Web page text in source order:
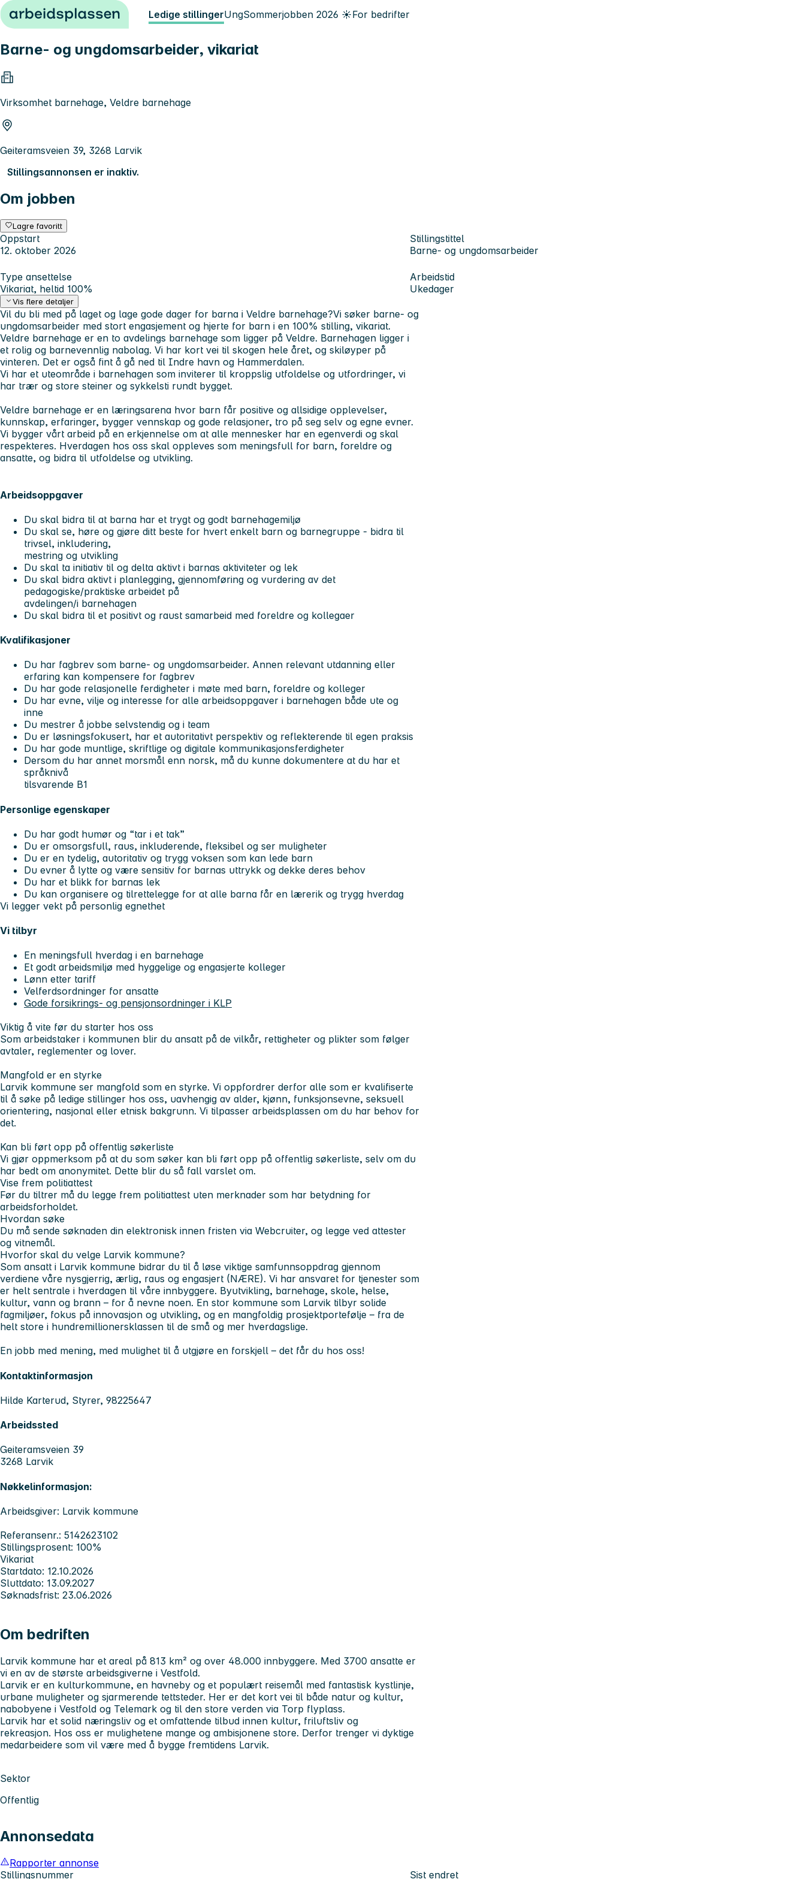
Hopp til innhold Ledige stillingerUngSommerjobben 2026 ☀️For bedrifter
Barne- og ungdomsarbeider, vikariat
Virksomhet barnehage, Veldre barnehage
Geiteramsveien 39, 3268 Larvik
Stillingsannonsen er inaktiv.
Om jobben
Lagre favoritt
Oppstart
12. oktober 2026
Stillingstittel
Barne- og ungdomsarbeider
Type ansettelse
Vikariat, heltid 100%
Arbeidstid
Ukedager
Vis flere detaljer
Vil du bli med på laget og lage gode dager for barna i Veldre barnehage?Vi søker barne- og
ungdomsarbeider med stort engasjement og hjerte for barn i en 100% stilling, vikariat.
Veldre barnehage er en to avdelings barnehage som ligger på Veldre. Barnehagen ligger i
et rolig og barnevennlig nabolag. Vi har kort vei til skogen hele året, og skiløyper på
vinteren. Det er også fint å gå ned til Indre havn og Hammerdalen.
Vi har et uteområde i barnehagen som inviterer til kroppslig utfoldelse og utfordringer, vi
har trær og store steiner og sykkelsti rundt bygget.
Veldre barnehage er en læringsarena hvor barn får positive og allsidige opplevelser,
kunnskap, erfaringer, bygger vennskap og gode relasjoner, tro på seg selv og egne evner.
Vi bygger vårt arbeid på en erkjennelse om at alle mennesker har en egenverdi og skal
respekteres. Hverdagen hos oss skal oppleves som meningsfull for barn, foreldre og
ansatte, og bidra til utfoldelse og utvikling.
Arbeidsoppgaver
Du skal bidra til at barna har et trygt og godt barnehagemiljø
Du skal se, høre og gjøre ditt beste for hvert enkelt barn og barnegruppe - bidra til
trivsel, inkludering,
mestring og utvikling
Du skal ta initiativ til og delta aktivt i barnas aktiviteter og lek
Du skal bidra aktivt i planlegging, gjennomføring og vurdering av det
pedagogiske/praktiske arbeidet på
avdelingen/i barnehagen
Du skal bidra til et positivt og raust samarbeid med foreldre og kollegaer
Kvalifikasjoner
Du har fagbrev som barne- og ungdomsarbeider. Annen relevant utdanning eller
erfaring kan kompensere for fagbrev
Du har gode relasjonelle ferdigheter i møte med barn, foreldre og kolleger
Du har evne, vilje og interesse for alle arbeidsoppgaver i barnehagen både ute og
inne
Du mestrer å jobbe selvstendig og i team
Du er løsningsfokusert, har et autoritativt perspektiv og reflekterende til egen praksis
Du har gode muntlige, skriftlige og digitale kommunikasjonsferdigheter
Dersom du har annet morsmål enn norsk, må du kunne dokumentere at du har et
språknivå
tilsvarende B1
Personlige egenskaper
Du har godt humør og “tar i et tak”
Du er omsorgsfull, raus, inkluderende, fleksibel og ser muligheter
Du er en tydelig, autoritativ og trygg voksen som kan lede barn
Du evner å lytte og være sensitiv for barnas uttrykk og dekke deres behov
Du har et blikk for barnas lek
Du kan organisere og tilrettelegge for at alle barna får en lærerik og trygg hverdag
Vi legger vekt på personlig egnethet
Vi tilbyr
En meningsfull hverdag i en barnehage
Et godt arbeidsmiljø med hyggelige og engasjerte kolleger
Lønn etter tariff
Velferdsordninger for ansatte
Gode forsikrings- og pensjonsordninger i KLP
Viktig å vite før du starter hos oss
Som arbeidstaker i kommunen blir du ansatt på de vilkår, rettigheter og plikter som følger
avtaler, reglementer og lover.
Mangfold er en styrke
Larvik kommune ser mangfold som en styrke. Vi oppfordrer derfor alle som er kvalifiserte
til å søke på ledige stillinger hos oss, uavhengig av alder, kjønn, funksjonsevne, seksuell
orientering, nasjonal eller etnisk bakgrunn. Vi tilpasser arbeidsplassen om du har behov for
det.
Kan bli ført opp på offentlig søkerliste
Vi gjør oppmerksom på at du som søker kan bli ført opp på offentlig søkerliste, selv om du
har bedt om anonymitet. Dette blir du så fall varslet om.
Vise frem politiattest
Før du tiltrer må du legge frem politiattest uten merknader som har betydning for
arbeidsforholdet.
Hvordan søke
Du må sende søknaden din elektronisk innen fristen via Webcruiter, og legge ved attester
og vitnemål.
Hvorfor skal du velge Larvik kommune?
Som ansatt i Larvik kommune bidrar du til å løse viktige samfunnsoppdrag gjennom
verdiene våre nysgjerrig, ærlig, raus og engasjert (NÆRE). Vi har ansvaret for tjenester som
er helt sentrale i hverdagen til våre innbyggere. Byutvikling, barnehage, skole, helse,
kultur, vann og brann – for å nevne noen. En stor kommune som Larvik tilbyr solide
fagmiljøer, fokus på innovasjon og utvikling, og en mangfoldig prosjektportefølje – fra de
helt store i hundremillionersklassen til de små og mer hverdagslige.
En jobb med mening, med mulighet til å utgjøre en forskjell – det får du hos oss!
Kontaktinformasjon
Hilde Karterud, Styrer, 98225647
Arbeidssted
Geiteramsveien 39
3268 Larvik
Nøkkelinformasjon:
Arbeidsgiver: Larvik kommune
Referansenr.: 5142623102
Stillingsprosent: 100%
Vikariat
Startdato: 12.10.2026
Sluttdato: 13.09.2027
Søknadsfrist: 23.06.2026
Om bedriften
Larvik kommune har et areal på 813 km² og over 48.000 innbyggere. Med 3700 ansatte er
vi en av de største arbeidsgiverne i Vestfold.
Larvik er en kulturkommune, en havneby og et populært reisemål med fantastisk kystlinje,
urbane muligheter og sjarmerende tettsteder. Her er det kort vei til både natur og kultur,
nabobyene i Vestfold og Telemark og til den store verden via Torp flyplass.
Larvik har et solid næringsliv og et omfattende tilbud innen kultur, friluftsliv og
rekreasjon. Hos oss er mulighetene mange og ambisjonene store. Derfor trenger vi dyktige
medarbeidere som vil være med å bygge fremtidens Larvik.
Sektor
Offentlig
Annonsedata
Rapporter annonse
Stillingsnummer
Sist endret